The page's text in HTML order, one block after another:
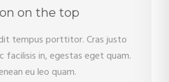
on the top
tempus porttitor. Cras justo
facilisis in, egestas eget quam.
eu leo quam.